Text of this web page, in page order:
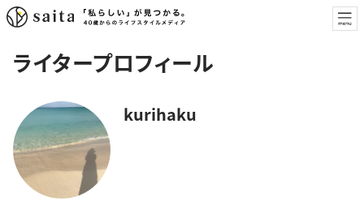
ライタープロフィール
kurihaku